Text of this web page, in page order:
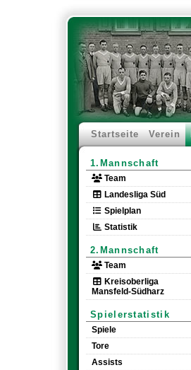
Startseite Verein
1.Mannschaft
Team
Landesliga Süd
Spielplan
Statistik
2.Mannschaft
Team
Kreisoberliga
Mansfeld-Südharz
Spielerstatistik
Spiele
Tore
Assists